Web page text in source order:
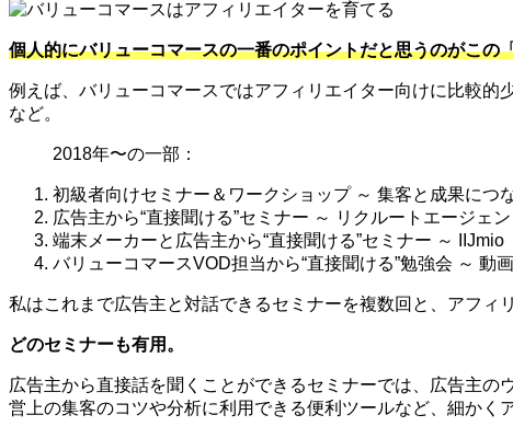
個人的にバリューコマースの一番のポイントだと思うのがこ
例えば、バリューコマースではアフィリエイター向けに比較的
など。
2018年〜の一部：
初級者向けセミナー＆ワークショップ ～ 集客と成果につ
広告主から“直接聞ける”セミナー ～ リクルートエージェ
端末メーカーと広告主から“直接聞ける”セミナー ～ IIJmio
バリューコマースVOD担当から“直接聞ける”勉強会 ～ 動
私はこれまで広告主と対話できるセミナーを複数回と、アフィ
どのセミナーも有用。
広告主から直接話を聞くことができるセミナーでは、広告主
営上の集客のコツや分析に利用できる便利ツールなど、細かく